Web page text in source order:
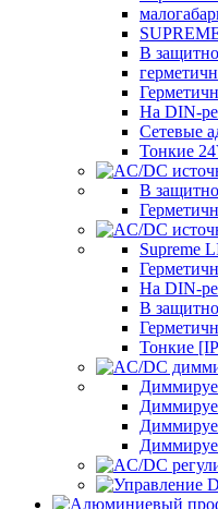
В
На DIN-
Сетевые
Тонкие
В
Supreme
На DIN-
В
Тонкие